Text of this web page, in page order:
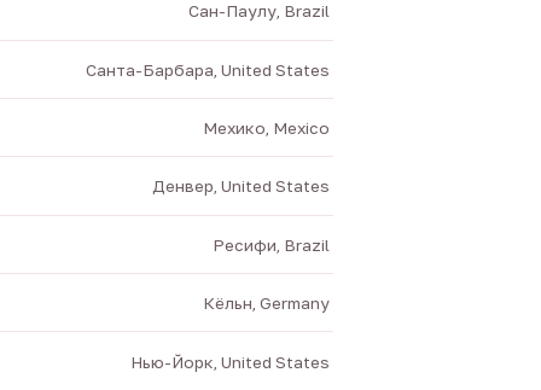
Сан-Паулу, Brazil
Санта-Барбара, United States
Мехико, Mexico
Денвер, United States
Ресифи, Brazil
Кёльн, Germany
Нью-Йорк, United States